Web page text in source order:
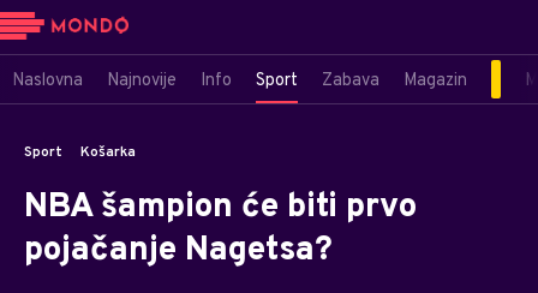
Naslovna Najnovije Info Sport Zabava Magazin
Sport Košarka
NBA šampion će biti prvo
pojačanje Nagetsa?